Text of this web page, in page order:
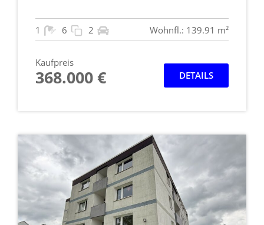
1 6 2 Wohnfl.: 139.91 m²
Kaufpreis
368.000 € DETAILS